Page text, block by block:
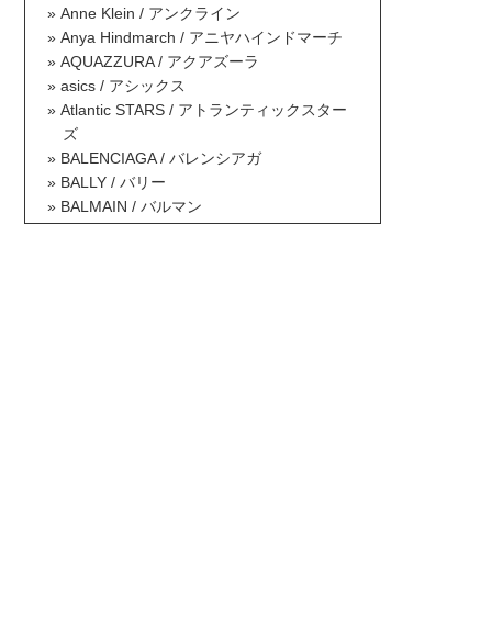
Anne Klein / アンクライン
Anya Hindmarch / アニヤハインドマーチ
AQUAZZURA / アクアズーラ
asics / アシックス
Atlantic STARS / アトランティックスター
ズ
BALENCIAGA / バレンシアガ
BALLY / バリー
BALMAIN / バルマン